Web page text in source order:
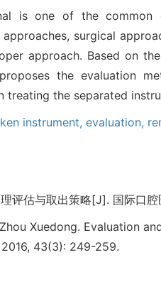
is one of the common
surgical
approach. Based on
the evaluation
the separated
instrument, evaluation,
评估与取出策略[J]. 国际口
Xuedong. Evaluation
43(3): 249-259.